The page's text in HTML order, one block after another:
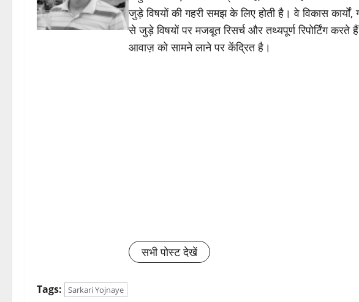
जुड़े विषयों की गहरी समझ के लिए होती है। वे विकास कार्यों,
से जुड़े विषयों पर मजबूत रिसर्च और तथ्यपूर्ण रिपोर्टिंग
आवाज़ को सामने लाने पर केंद्रित है।
सभी पोस्ट देखें
Tags: Sarkari Yojnaye